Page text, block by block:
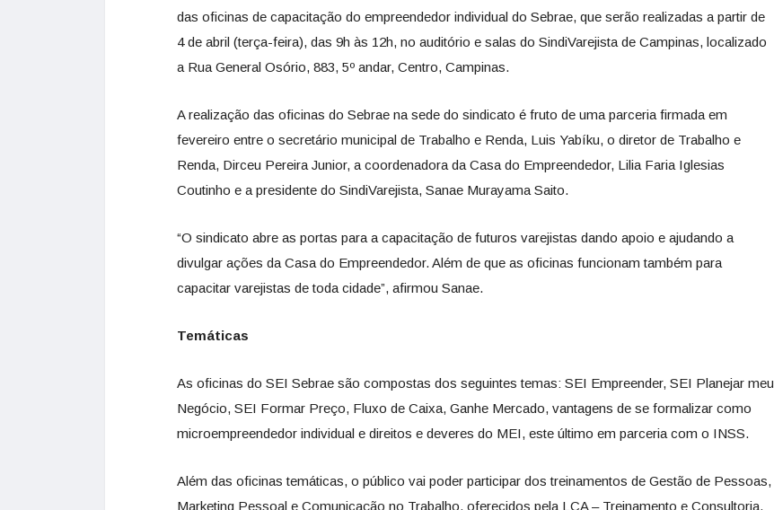
das oficinas de capacitação do empreendedor individual do Sebrae, que serão realizadas a partir de
4 de abril (terça-feira), das 9h às 12h, no auditório e salas do SindiVarejista de Campinas, localizado
a Rua General Osório, 883, 5º andar, Centro, Campinas.
A realização das oficinas do Sebrae na sede do sindicato é fruto de uma parceria firmada em
fevereiro entre o secretário municipal de Trabalho e Renda, Luis Yabíku, o diretor de Trabalho e
Renda, Dirceu Pereira Junior, a coordenadora da Casa do Empreendedor, Lilia Faria Iglesias
Coutinho e a presidente do SindiVarejista, Sanae Murayama Saito.
“O sindicato abre as portas para a capacitação de futuros varejistas dando apoio e ajudando a
divulgar ações da Casa do Empreendedor. Além de que as oficinas funcionam também para
capacitar varejistas de toda cidade”, afirmou Sanae.
Temáticas
As oficinas do SEI Sebrae são compostas dos seguintes temas: SEI Empreender, SEI Planejar meu
Negócio, SEI Formar Preço, Fluxo de Caixa, Ganhe Mercado, vantagens de se formalizar como
microempreendedor individual e direitos e deveres do MEI, este último em parceria com o INSS.
Além das oficinas temáticas, o público vai poder participar dos treinamentos de Gestão de Pessoas,
Marketing Pessoal e Comunicação no Trabalho, oferecidos pela LCA – Treinamento e Consultoria,